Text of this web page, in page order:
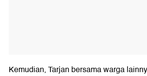
Kemudian, Tarjan bersama warga